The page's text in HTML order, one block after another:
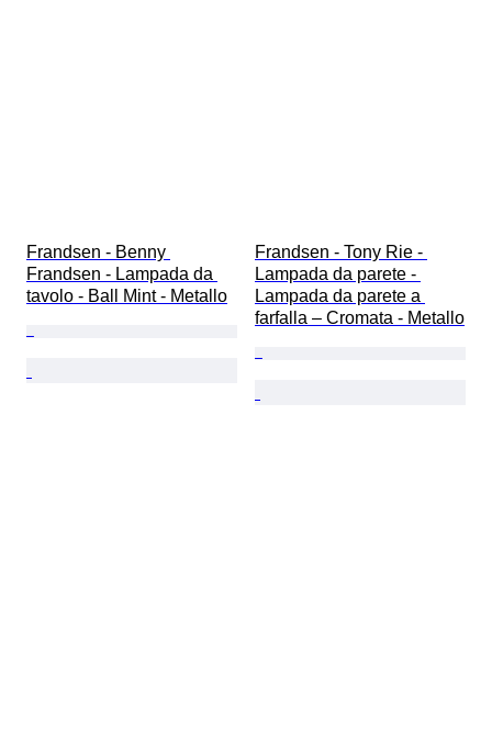
Frandsen - Benny
Frandsen - Lampada da
tavolo - Ball Mint - Metallo
Frandsen - Tony Rie -
Lampada da parete -
Lampada da parete a
farfalla – Cromata - Metallo